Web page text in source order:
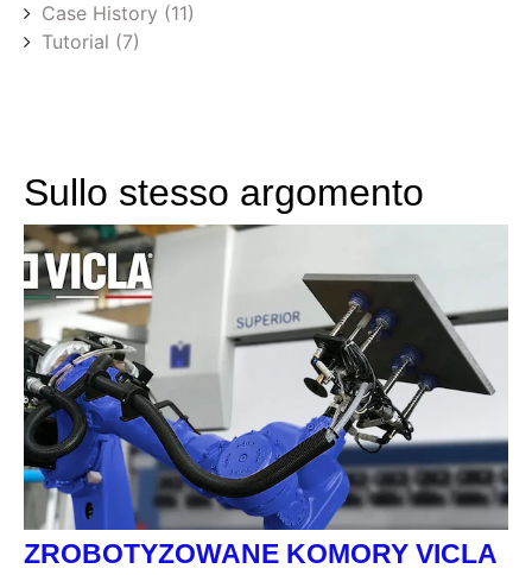
Case History (11)
Tutorial (7)
Sullo stesso argomento
ZROBOTYZOWANE KOMORY VICLA